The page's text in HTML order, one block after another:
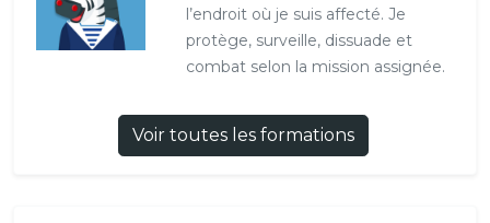
l’endroit où je suis affecté. Je
protège, surveille, dissuade et
combat selon la mission assignée.
Voir toutes les formations